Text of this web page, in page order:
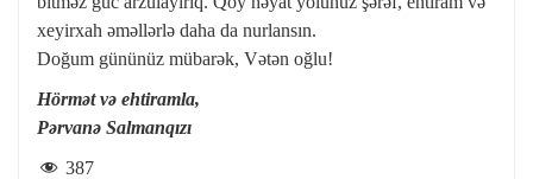
xeyirxah əməllərlə daha da nurlansın.
Doğum gününüz mübarək, Vətən oğlu!
Hörmət və ehtiramla,
Pərvanə Salmanqızı
387